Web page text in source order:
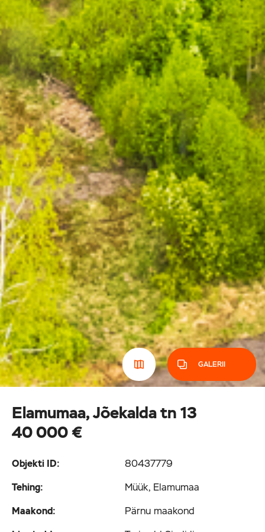
GALERII
Elamumaa, Jõekalda tn 13
40 000 €
Objekti ID:
80437779
Tehing:
Müük, Elamumaa
Maakond:
Pärnu maakond